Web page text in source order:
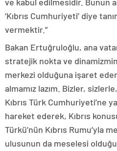
‘Kıbrıs Cumhuriyeti’ diye
vermektir.”
Bakan Ertuğruloğlu, ana
stratejik nokta ve dinamizmin
merkezi olduğuna işaret
almamız lazım. Bizler,
Kıbrıs Türk Cumhuriyeti’ne
hareket ederek, Kıbrıs
Türkü’nün Kıbrıs Rumu’yla
ulusunun da meselesi